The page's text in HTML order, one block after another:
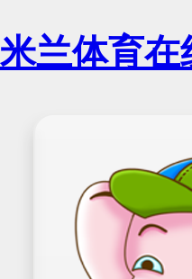
米兰体育